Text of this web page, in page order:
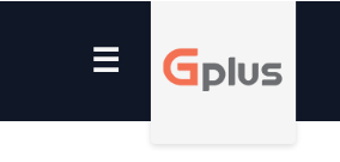
☰